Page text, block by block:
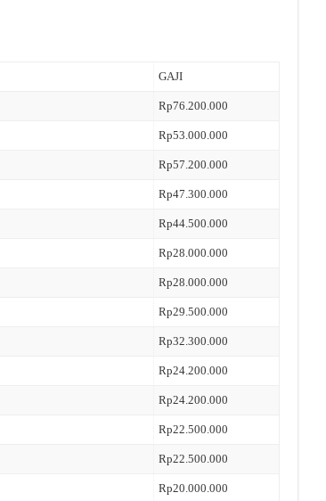
GAJI
Rp76.200.000
Rp53.000.000
Rp57.200.000
Rp47.300.000
Rp44.500.000
Rp28.000.000
Rp28.000.000
Rp29.500.000
Rp32.300.000
Rp24.200.000
Rp24.200.000
Rp22.500.000
Rp22.500.000
Rp20.000.000